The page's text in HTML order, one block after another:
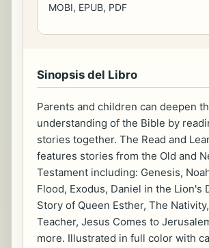
MOBI, EPUB, PDF
Sinopsis del Libro
Parents and children can deepen
understanding of the Bible by
stories together. The Read and
features stories from the Old and
Testament including: Genesis,
Flood, Exodus, Daniel in the Lion's
Story of Queen Esther, The
Teacher, Jesus Comes to
more. Illustrated in full color with